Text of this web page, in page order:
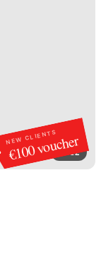
NEW CLIENTS
€100 voucher
1/12